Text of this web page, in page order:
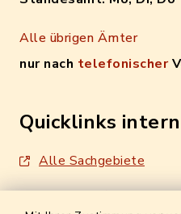
Alle übrigen Ämter
nur nach telefonischer
Quicklinks intern
Alle Sachgebiete
Formulare /